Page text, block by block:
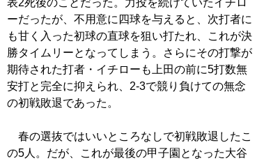
ーだったが、不用意に四球を与えると、次打者に
も甘く入った初球の直球を狙い打たれ、これが決
勝タイムリーとなってしまう。さらにその打撃が
期待された打者・イチローも上田の前に5打数無
安打と完全に抑えられ、2-3で競り負けての無念
の初戦敗退であった。
春の選抜ではいいところなしで初戦敗退したこ
の5人。だが、これが最後の甲子園となった大谷